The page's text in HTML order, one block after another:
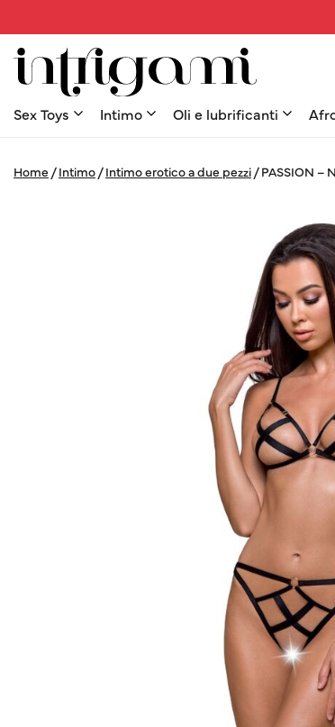
Sex Toys Intimo Oli e lubrificanti
Home /Intimo /Intimo erotico a due pezzi /PASSION –